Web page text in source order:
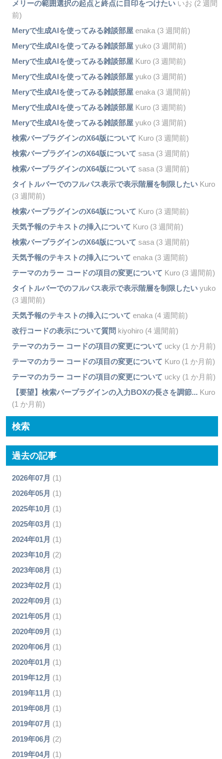
メリーの範囲選択の起点と終点に目印をつけたいいお (2 週間
前)
Meryで生成AIを使ってみる雑談部屋enaka (3 週間前)
Meryで生成AIを使ってみる雑談部屋yuko (3 週間前)
Meryで生成AIを使ってみる雑談部屋Kuro (3 週間前)
Meryで生成AIを使ってみる雑談部屋yuko (3 週間前)
Meryで生成AIを使ってみる雑談部屋enaka (3 週間前)
Meryで生成AIを使ってみる雑談部屋Kuro (3 週間前)
Meryで生成AIを使ってみる雑談部屋yuko (3 週間前)
検索バープラグインのX64版について Kuro (3 週間前)
検索バープラグインのX64版について sasa (3 週間前)
検索バープラグインのX64版について sasa (3 週間前)
タイトルバーでのフルパス表示で表示階層を制限したいKuro
(3 週間前)
検索バープラグインのX64版について Kuro (3 週間前)
天気予報のテキストの挿入について Kuro (3 週間前)
検索バープラグインのX64版について sasa (3 週間前)
天気予報のテキストの挿入について enaka (3 週間前)
テーマのカラー コードの項目の変更について Kuro (3 週間前)
タイトルバーでのフルパス表示で表示階層を制限したいyuko
(3 週間前)
天気予報のテキストの挿入について enaka (4 週間前)
改行コードの表示について質問 kiyohiro (4 週間前)
テーマのカラー コードの項目の変更について ucky (1 か月前)
テーマのカラー コードの項目の変更について Kuro (1 か月前)
テーマのカラー コードの項目の変更について ucky (1 か月前)
【要望】検索バープラグインの入力BOXの長さを調節... Kuro
(1 か月前)
検索
過去の記事
2026年07月 (1)
2026年05月 (1)
2025年10月 (1)
2025年03月 (1)
2024年01月 (1)
2023年10月 (2)
2023年08月 (1)
2023年02月 (1)
2022年09月 (1)
2021年05月 (1)
2020年09月 (1)
2020年06月 (1)
2020年01月 (1)
2019年12月 (1)
2019年11月 (1)
2019年08月 (1)
2019年07月 (1)
2019年06月 (2)
2019年04月 (1)